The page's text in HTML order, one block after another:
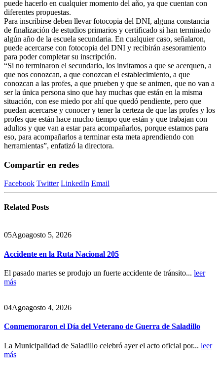
puede hacerlo en cualquier momento del año, ya que cuentan con
diferentes propuestas.
Para inscribirse deben llevar fotocopia del DNI, alguna constancia
de finalización de estudios primarios y certificado si han terminado
algún año de la escuela secundaria. En cualquier caso, señalaron,
puede acercarse con fotocopia del DNI y recibirán asesoramiento
para poder completar su inscripción.
“Si no terminaron el secundario, los invitamos a que se acerquen, a
que nos conozcan, a que conozcan el establecimiento, a que
conozcan a las profes, a que prueben y que se animen, que no van a
ser la única persona sino que hay muchas que están en la misma
situación, con ese miedo por ahí que quedó pendiente, pero que
puedan acercarse y conocer y tener la certeza de que las profes y los
profes que están hace mucho tiempo que están y que trabajan con
adultos y que van a estar para acompañarlos, porque estamos para
eso, para acompañarlos a terminar esta meta aprendiendo con
herramientas”, enfatizó la directora.
Compartir en redes
Facebook Twitter LinkedIn Email
Related Posts
05Agoagosto 5, 2026
Accidente en la Ruta Nacional 205
El pasado martes se produjo un fuerte accidente de tránsito... leer
más
04Agoagosto 4, 2026
Conmemoraron el Día del Veterano de Guerra de Saladillo
La Municipalidad de Saladillo celebró ayer el acto oficial por... leer
más